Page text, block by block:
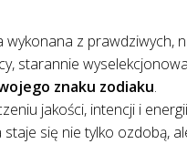
wykonana z prawdziwych,
starannie
znaku zodiaku.
jakości, intencji i
się nie tylko ozdobą,